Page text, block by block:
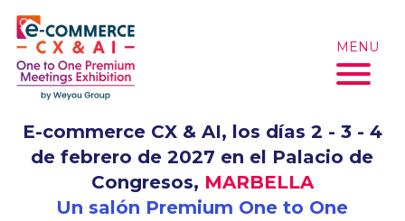
content
E-commerce CX & AI, los días 2 - 3 - 4
de febrero de 2027 en el Palacio de
Congresos, MARBELLA
Un salón Premium One to One
MENU